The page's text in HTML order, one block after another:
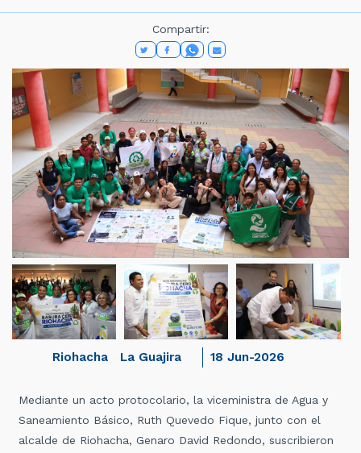
Compartir:
La Guajira
Riohacha 18 Jun-2026
Mediante un acto protocolario, la viceministra de Agua y
Saneamiento Básico, Ruth Quevedo Fique, junto con el
alcalde de Riohacha, Genaro David Redondo, suscribieron